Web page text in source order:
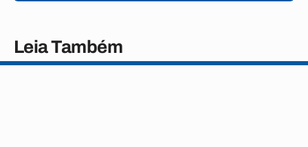
Leia Também